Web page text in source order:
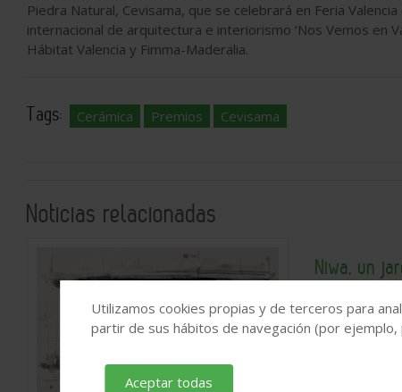
Piedra Natural, Cevisama, que se celebrará en Feria Valencia
internacional de arquitectura e interiorismo ‘Nos Vemos en
Hábitat Valencia y Fimma-Maderalia.
Tags: Cerámica Premios Cevisama
Noticias relacionadas
Niwa, un
2026-07-
Utilizamos cookies propias y de terceros para
partir de sus hábitos de navegación (por
Aceptar todas